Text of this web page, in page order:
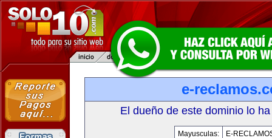
e-
El dueño de este dominio lo
Mayusculas:
E-